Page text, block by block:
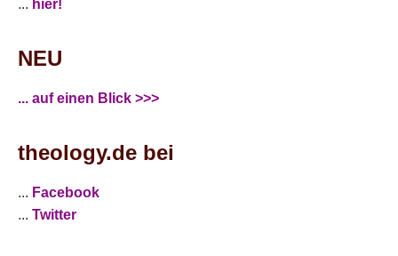
... hier!
NEU
... auf einen Blick >>>
theology.de bei
... Facebook
... Twitter